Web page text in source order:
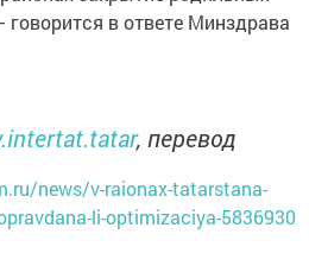
– говорится в ответе Минздрава
, перевод
news/v-raionax-tatarstana-
li-optimizaciya-5836930